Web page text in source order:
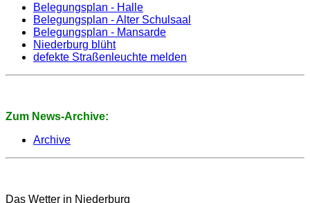
Belegungsplan - Halle
Belegungsplan - Alter Schulsaal
Belegungsplan - Mansarde
Niederburg blüht
defekte Straßenleuchte melden
Zum News-Archive:
Archive
Das Wetter in Niederburg